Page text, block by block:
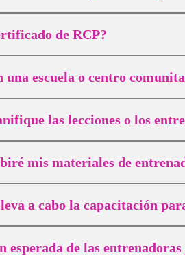
de RCP?
una escuela o centro
las lecciones o los
mis materiales de
a cabo la capacitación
esperada de las